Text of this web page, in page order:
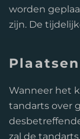
worden
zijn. De
Wanneer het
tandarts over
zal de